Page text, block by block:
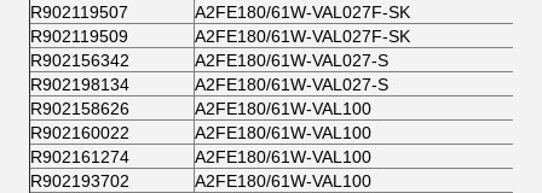
R902119507
A2FE180/61W-VAL027F-SK
R902119509
A2FE180/61W-VAL027F-SK
R902156342
A2FE180/61W-VAL027-S
R902198134
A2FE180/61W-VAL027-S
R902158626
A2FE180/61W-VAL100
R902160022
A2FE180/61W-VAL100
R902161274
A2FE180/61W-VAL100
R902193702
A2FE180/61W-VAL100